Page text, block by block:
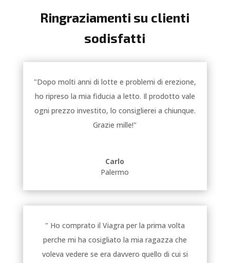
Ringraziamenti su clienti
sodisfatti
"Dopo molti anni di lotte e problemi di erezione,
ho ripreso la mia fiducia a letto. Il prodotto vale
ogni prezzo investito, lo consiglierei a chiunque.
Grazie mille!"
Carlo
Palermo
" Ho comprato il Viagra per la prima volta
perche mi ha cosigliato la mia ragazza che
voleva vedere se era davvero quello di cui si